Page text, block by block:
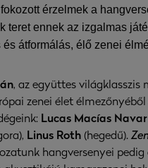
érzelmek a
teret ennek az izgalmas
és átformálás, élő zenei
, az együttes világklasszis
zenei élet élmezőnyéből
Lucas Macías
Linus Roth (hegedű).
hangversenyei pedig